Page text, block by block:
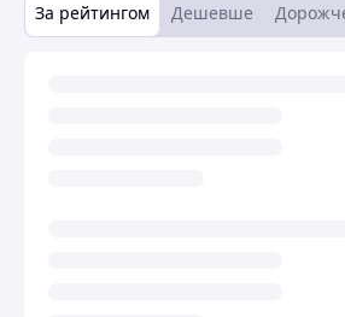
За рейтингом Дешевше